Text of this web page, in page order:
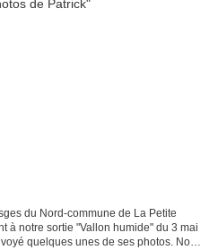
du Nord-commune de La Petite
à notre sortie "Vallon humide" du 3 mai
quelques unes de ses photos. Nous